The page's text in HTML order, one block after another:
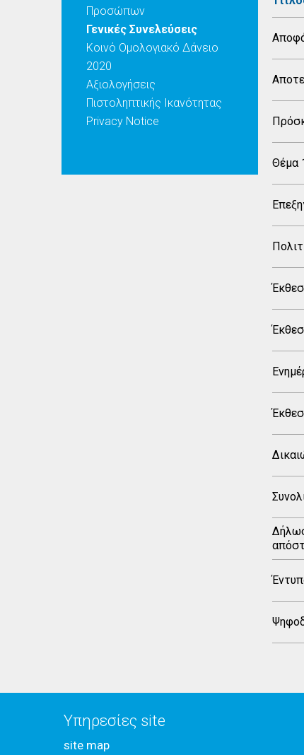
Προσώπων
Γενικές Συνελεύσεις
Κοινό Ομολογιακό Δάνειο
2020
Αξιολογήσεις
Πιστοληπτικής Ικανότητας
Privacy Notice
Θέμα
Υπηρεσίες site
site map